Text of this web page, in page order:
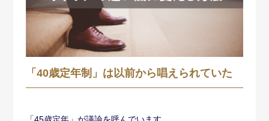
「40歳定年制」は以前から唱えられていた